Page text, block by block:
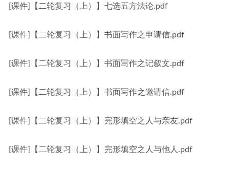
[课件]【二轮复习（上）】七选五方法论.pdf
[课件]【二轮复习（上）】书面写作之申请信.pdf
[课件]【二轮复习（上）】书面写作之记叙文.pdf
[课件]【二轮复习（上）】书面写作之邀请信.pdf
[课件]【二轮复习（上）】完形填空之人与亲友.pdf
[课件]【二轮复习（上）】完形填空之人与他人.pdf